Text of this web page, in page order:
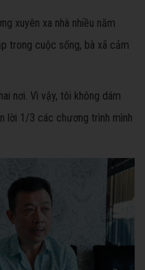
xuyên xa nhà nhiều năm
trong cuộc sống, bà xã cảm
nơi. Vì vậy, tôi không dám
lời 1/3 các chương trình mình